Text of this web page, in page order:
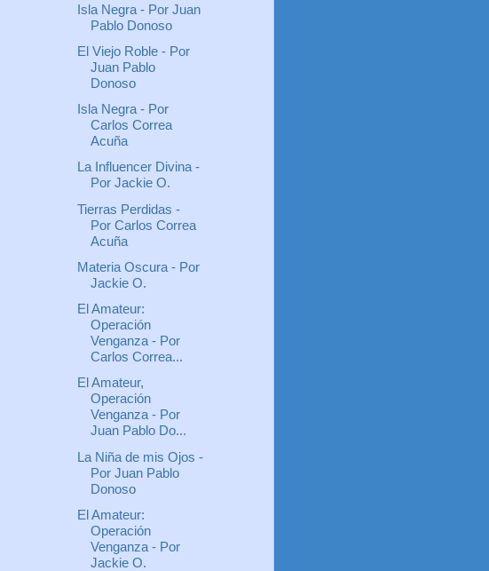
Isla Negra - Por Juan
Pablo Donoso
El Viejo Roble - Por
Juan Pablo
Donoso
Isla Negra - Por
Carlos Correa
Acuña
La Influencer Divina -
Por Jackie O.
Tierras Perdidas -
Por Carlos Correa
Acuña
Materia Oscura - Por
Jackie O.
El Amateur:
Operación
Venganza - Por
Carlos Correa...
El Amateur,
Operación
Venganza - Por
Juan Pablo Do...
La Niña de mis Ojos -
Por Juan Pablo
Donoso
El Amateur:
Operación
Venganza - Por
Jackie O.